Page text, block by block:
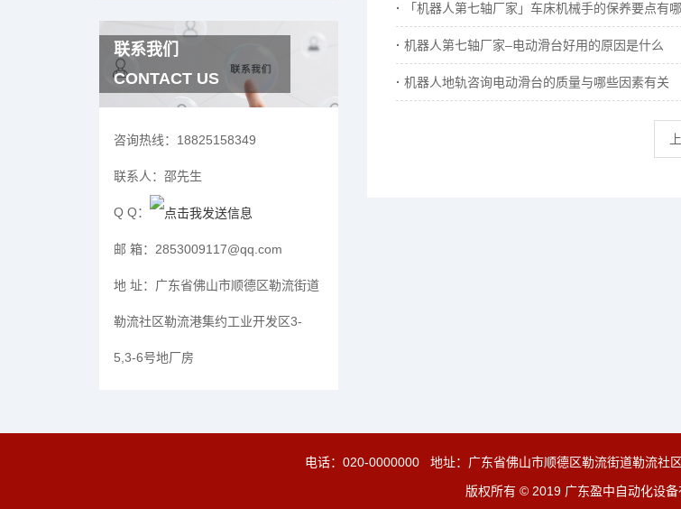
联系我们
CONTACT US
咨询热线： 18825158349
联系人： 邵先生
Q Q：
邮 箱： 2853009117@qq.com
地 址： 广东省佛山市顺德区勒流街道
勒流社区勒流港集约工业开发区3-
5,3-6号地厂房
「机器人第七轴厂家」车床机械手的保养要点有
机器人第七轴厂家–电动滑台好用的原因是什么
机器人地轨咨询电动滑台的质量与哪些因素有关
电话： 020-0000000
地址：广东省佛山市顺德区勒流街道勒流社
版权所有 © 2019 广东盈中自动化设备